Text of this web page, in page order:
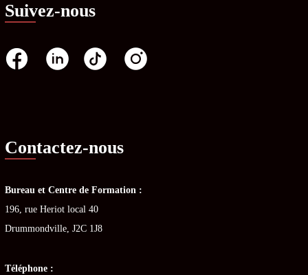
Suivez-nous
Contactez-nous
Bureau et Centre de Formation :
196, rue Heriot local 40
Drummondville, J2C 1J8
Téléphone :